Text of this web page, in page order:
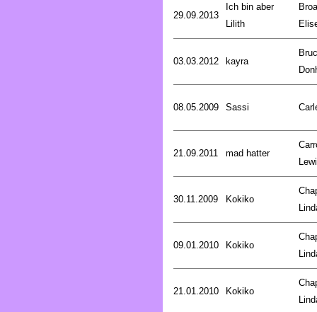
29.09.2013
Ich bin aber
Lilith
03.03.2012 kayra
08.05.2009 Sassi
21.09.2011 mad hatter
30.11.2009 Kokiko
09.01.2010 Kokiko
21.01.2010 Kokiko